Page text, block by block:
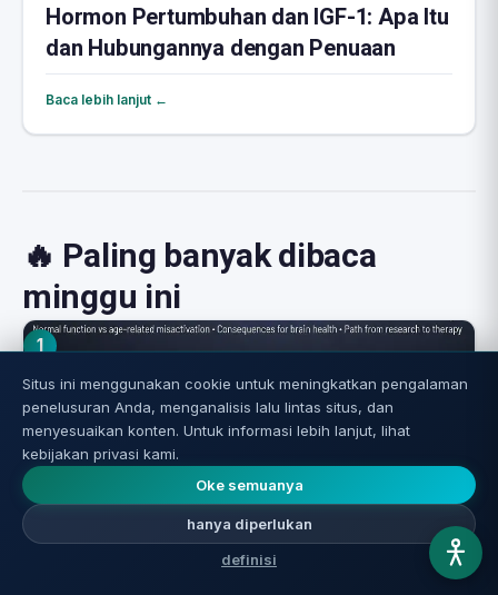
Hormon Pertumbuhan dan IGF-1: Apa Itu
dan Hubungannya dengan Penuaan
Baca lebih lanjut ←
🔥 Paling banyak dibaca
minggu ini
1
Situs ini menggunakan cookie untuk meningkatkan pengalaman
penelusuran Anda, menganalisis lalu lintas situs, dan
menyesuaikan konten. Untuk informasi lebih lanjut, lihat
kebijakan privasi kami.
Oke semuanya
hanya diperlukan
definisi